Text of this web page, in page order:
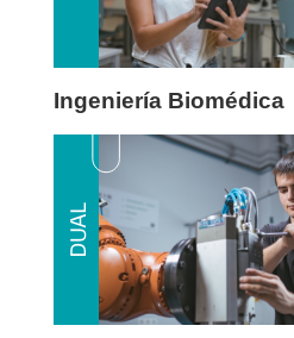
Ingeniería Biomédica